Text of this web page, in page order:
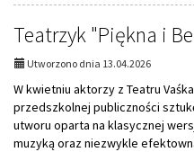
Teatrzyk "Piękna i
Utworzono dnia 13.04.2026
W kwietniu aktorzy z Teatru
przedszkolnej publiczności
utworu oparta na klasycznej
muzyką oraz niezwykle